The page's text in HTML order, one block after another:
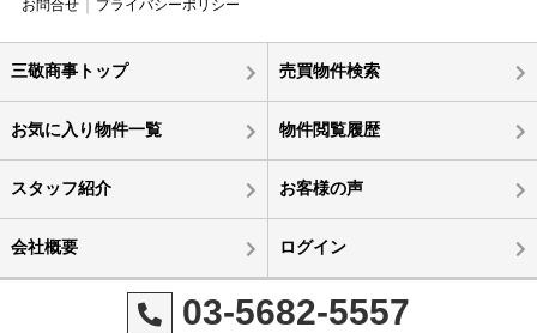
お問合せ
プライバシーポリシー
三敬商事トップ 売買物件検索
お気に入り物件一覧 物件閲覧履歴
スタッフ紹介 お客様の声
会社概要 ログイン
03-5682-5557